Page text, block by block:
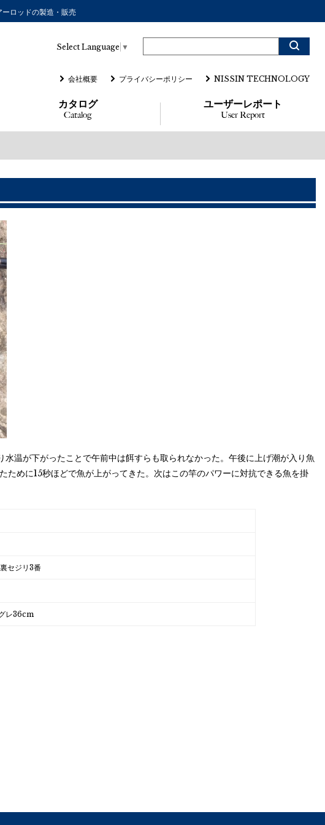
ロッドの製造・販売
Select Language ▼
会社概要 プライバシーポリシー NISSIN TECHNOLOGY
カタログ
Catalog
ユーザーレポート
User Report
温が下がったことで午前中は餌すらも取られなかった。午後に上げ潮が入り魚
めに15秒ほどで魚が上がってきた。次はこの竿のパワーに対抗できる魚を掛
セジリ3番
レ36cm